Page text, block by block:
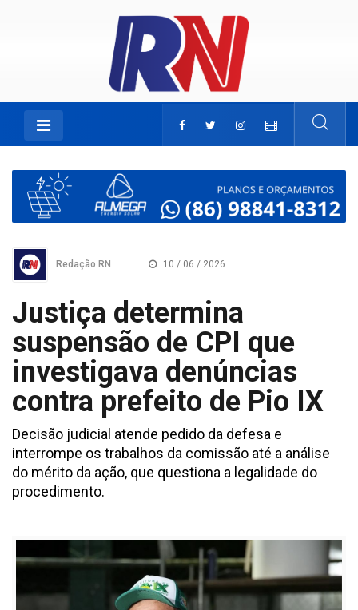
Redação RN 10 / 06 / 2026
Justiça determina
suspensão de CPI que
investigava denúncias
contra prefeito de Pio IX
Decisão judicial atende pedido da defesa e
interrompe os trabalhos da comissão até a análise
do mérito da ação, que questiona a legalidade do
procedimento.